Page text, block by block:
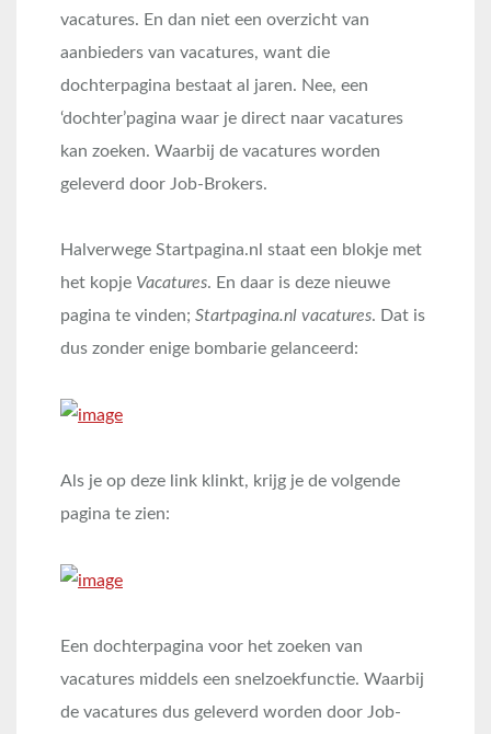
vacatures. En dan niet een overzicht van
aanbieders van vacatures, want die
dochterpagina bestaat al jaren. Nee, een
‘dochter’pagina waar je direct naar vacatures
kan zoeken. Waarbij de vacatures worden
geleverd door Job-Brokers.
Halverwege Startpagina.nl staat een blokje met
het kopje Vacatures. En daar is deze nieuwe
pagina te vinden; Startpagina.nl vacatures. Dat is
dus zonder enige bombarie gelanceerd:
Als je op deze link klinkt, krijg je de volgende
pagina te zien:
Een dochterpagina voor het zoeken van
vacatures middels een snelzoekfunctie. Waarbij
de vacatures dus geleverd worden door Job-